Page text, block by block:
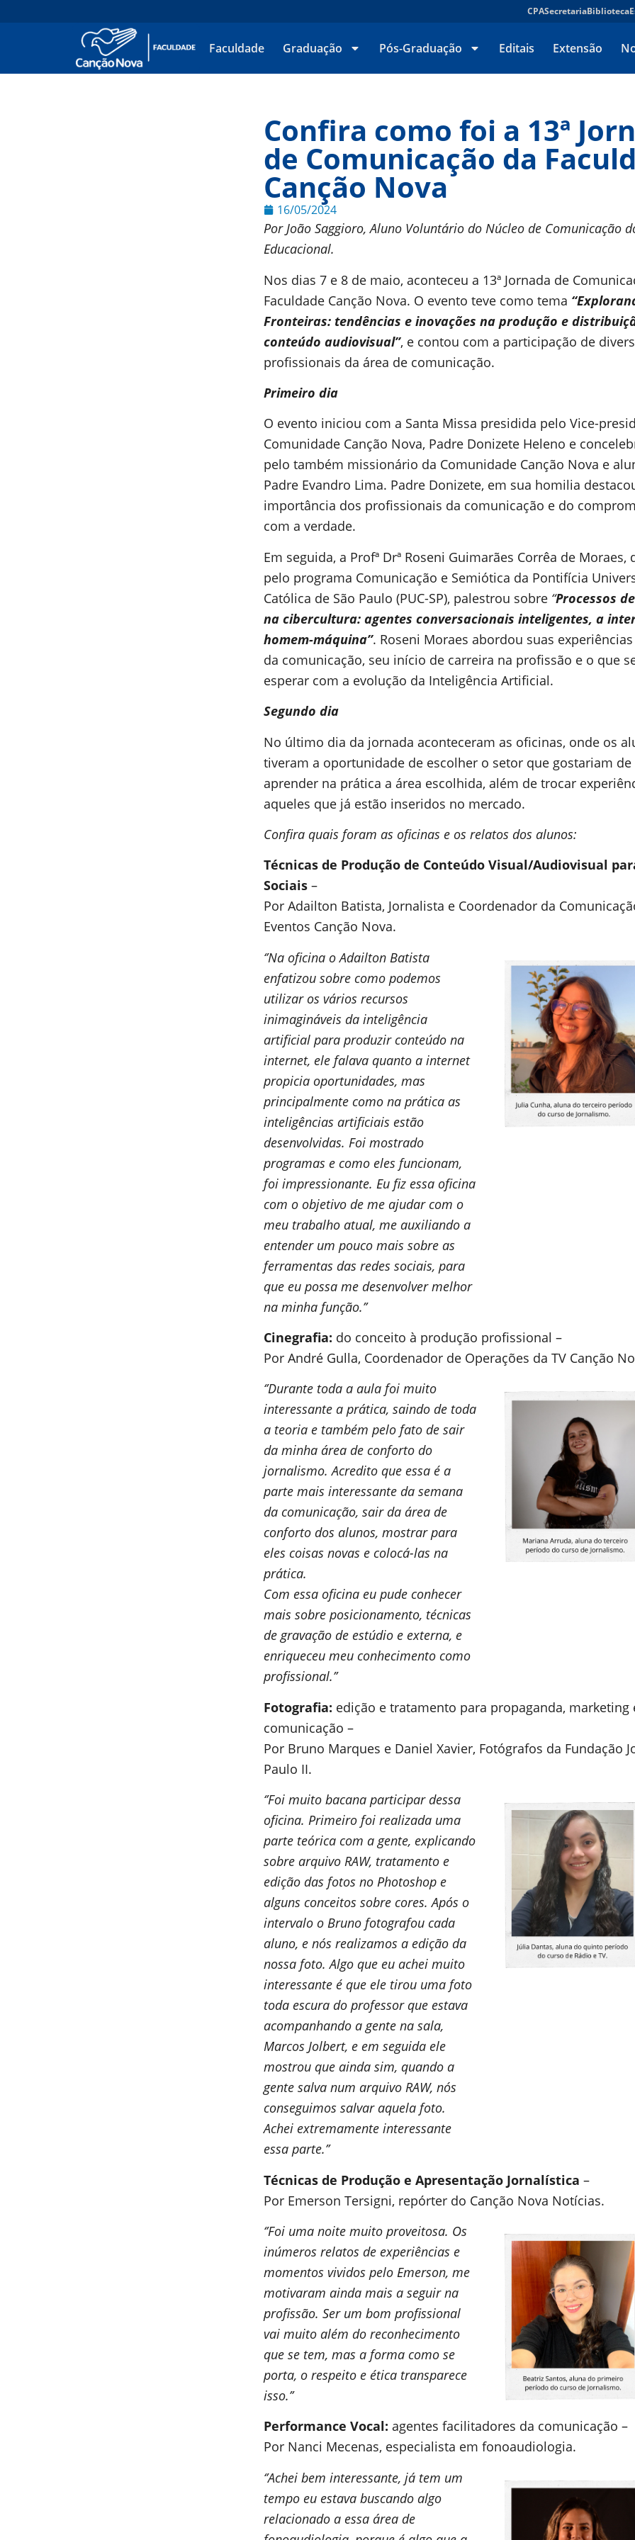
CPASecretariaBiblioteca
Faculdade Graduação Pós-Graduação Editais Extensão
Confira como foi a 13ª
de Comunicação da
Canção Nova
16/05/2024
Por João Saggioro, Aluno Voluntário do Núcleo de Comunicação
Educacional.
Nos dias 7 e 8 de maio, aconteceu a 13ª Jornada de
Faculdade Canção Nova. O evento teve como tema
Fronteiras: tendências e inovações na produção e
conteúdo audiovisual”, e contou com a participação de
profissionais da área de comunicação.
Primeiro dia
O evento iniciou com a Santa Missa presidida pelo Vice-
Comunidade Canção Nova, Padre Donizete Heleno e
pelo também missionário da Comunidade Canção Nova e
Padre Evandro Lima. Padre Donizete, em sua homilia
importância dos profissionais da comunicação e do
com a verdade.
Em seguida, a Profª Drª Roseni Guimarães Corrêa de Moraes,
pelo programa Comunicação e Semiótica da Pontifícia
Católica de São Paulo (PUC-SP), palestrou sobre “Processos
na cibercultura: agentes conversacionais inteligentes, a
homem-máquina”. Roseni Moraes abordou suas
da comunicação, seu início de carreira na profissão e o que
esperar com a evolução da Inteligência Artificial.
Segundo dia
No último dia da jornada aconteceram as oficinas, onde os
tiveram a oportunidade de escolher o setor que gostariam de
aprender na prática a área escolhida, além de trocar
aqueles que já estão inseridos no mercado.
Confira quais foram as oficinas e os relatos dos alunos:
Técnicas de Produção de Conteúdo Visual/Audiovisual
Sociais –
Por Adailton Batista, Jornalista e Coordenador da
Eventos Canção Nova.
‘’Na oficina o Adailton Batista
enfatizou sobre como podemos
utilizar os vários recursos
inimagináveis da inteligência
artificial para produzir conteúdo na
internet, ele falava quanto a internet
propicia oportunidades, mas
principalmente como na prática as
inteligências artificiais estão
desenvolvidas. Foi mostrado
programas e como eles funcionam,
foi impressionante. Eu fiz essa oficina
com o objetivo de me ajudar com o
meu trabalho atual, me auxiliando a
entender um pouco mais sobre as
ferramentas das redes sociais, para
que eu possa me desenvolver melhor
na minha função.’’
Cinegrafia: do conceito à produção profissional –
Por André Gulla, Coordenador de Operações da TV Canção
‘’Durante toda a aula foi muito
interessante a prática, saindo de toda
a teoria e também pelo fato de sair
da minha área de conforto do
jornalismo. Acredito que essa é a
parte mais interessante da semana
da comunicação, sair da área de
conforto dos alunos, mostrar para
eles coisas novas e colocá-las na
prática.
Com essa oficina eu pude conhecer
mais sobre posicionamento, técnicas
de gravação de estúdio e externa, e
enriqueceu meu conhecimento como
profissional.’’
Fotografia: edição e tratamento para propaganda, marketing
comunicação –
Por Bruno Marques e Daniel Xavier, Fotógrafos da Fundação
Paulo II.
‘’Foi muito bacana participar dessa
oficina. Primeiro foi realizada uma
parte teórica com a gente, explicando
sobre arquivo RAW, tratamento e
edição das fotos no Photoshop e
alguns conceitos sobre cores. Após o
intervalo o Bruno fotografou cada
aluno, e nós realizamos a edição da
nossa foto. Algo que eu achei muito
interessante é que ele tirou uma foto
toda escura do professor que estava
acompanhando a gente na sala,
Marcos Jolbert, e em seguida ele
mostrou que ainda sim, quando a
gente salva num arquivo RAW, nós
conseguimos salvar aquela foto.
Achei extremamente interessante
essa parte.’’
Técnicas de Produção e Apresentação Jornalística –
Por Emerson Tersigni, repórter do Canção Nova Notícias.
‘’Foi uma noite muito proveitosa. Os
inúmeros relatos de experiências e
momentos vividos pelo Emerson, me
motivaram ainda mais a seguir na
profissão. Ser um bom profissional
vai muito além do reconhecimento
que se tem, mas a forma como se
porta, o respeito e ética transparece
isso.’’
Performance Vocal: agentes facilitadores da comunicação –
Por Nanci Mecenas, especialista em fonoaudiologia.
‘’Achei bem interessante, já tem um
tempo eu estava buscando algo
relacionado a essa área de